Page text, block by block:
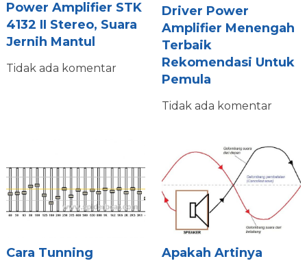
Power Amplifier STK
4132 II Stereo, Suara
Jernih Mantul
Tidak ada komentar
Driver Power
Amplifier Menengah
Terbaik
Rekomendasi Untuk
Pemula
Tidak ada komentar
Cara Tunning
Apakah Artinya